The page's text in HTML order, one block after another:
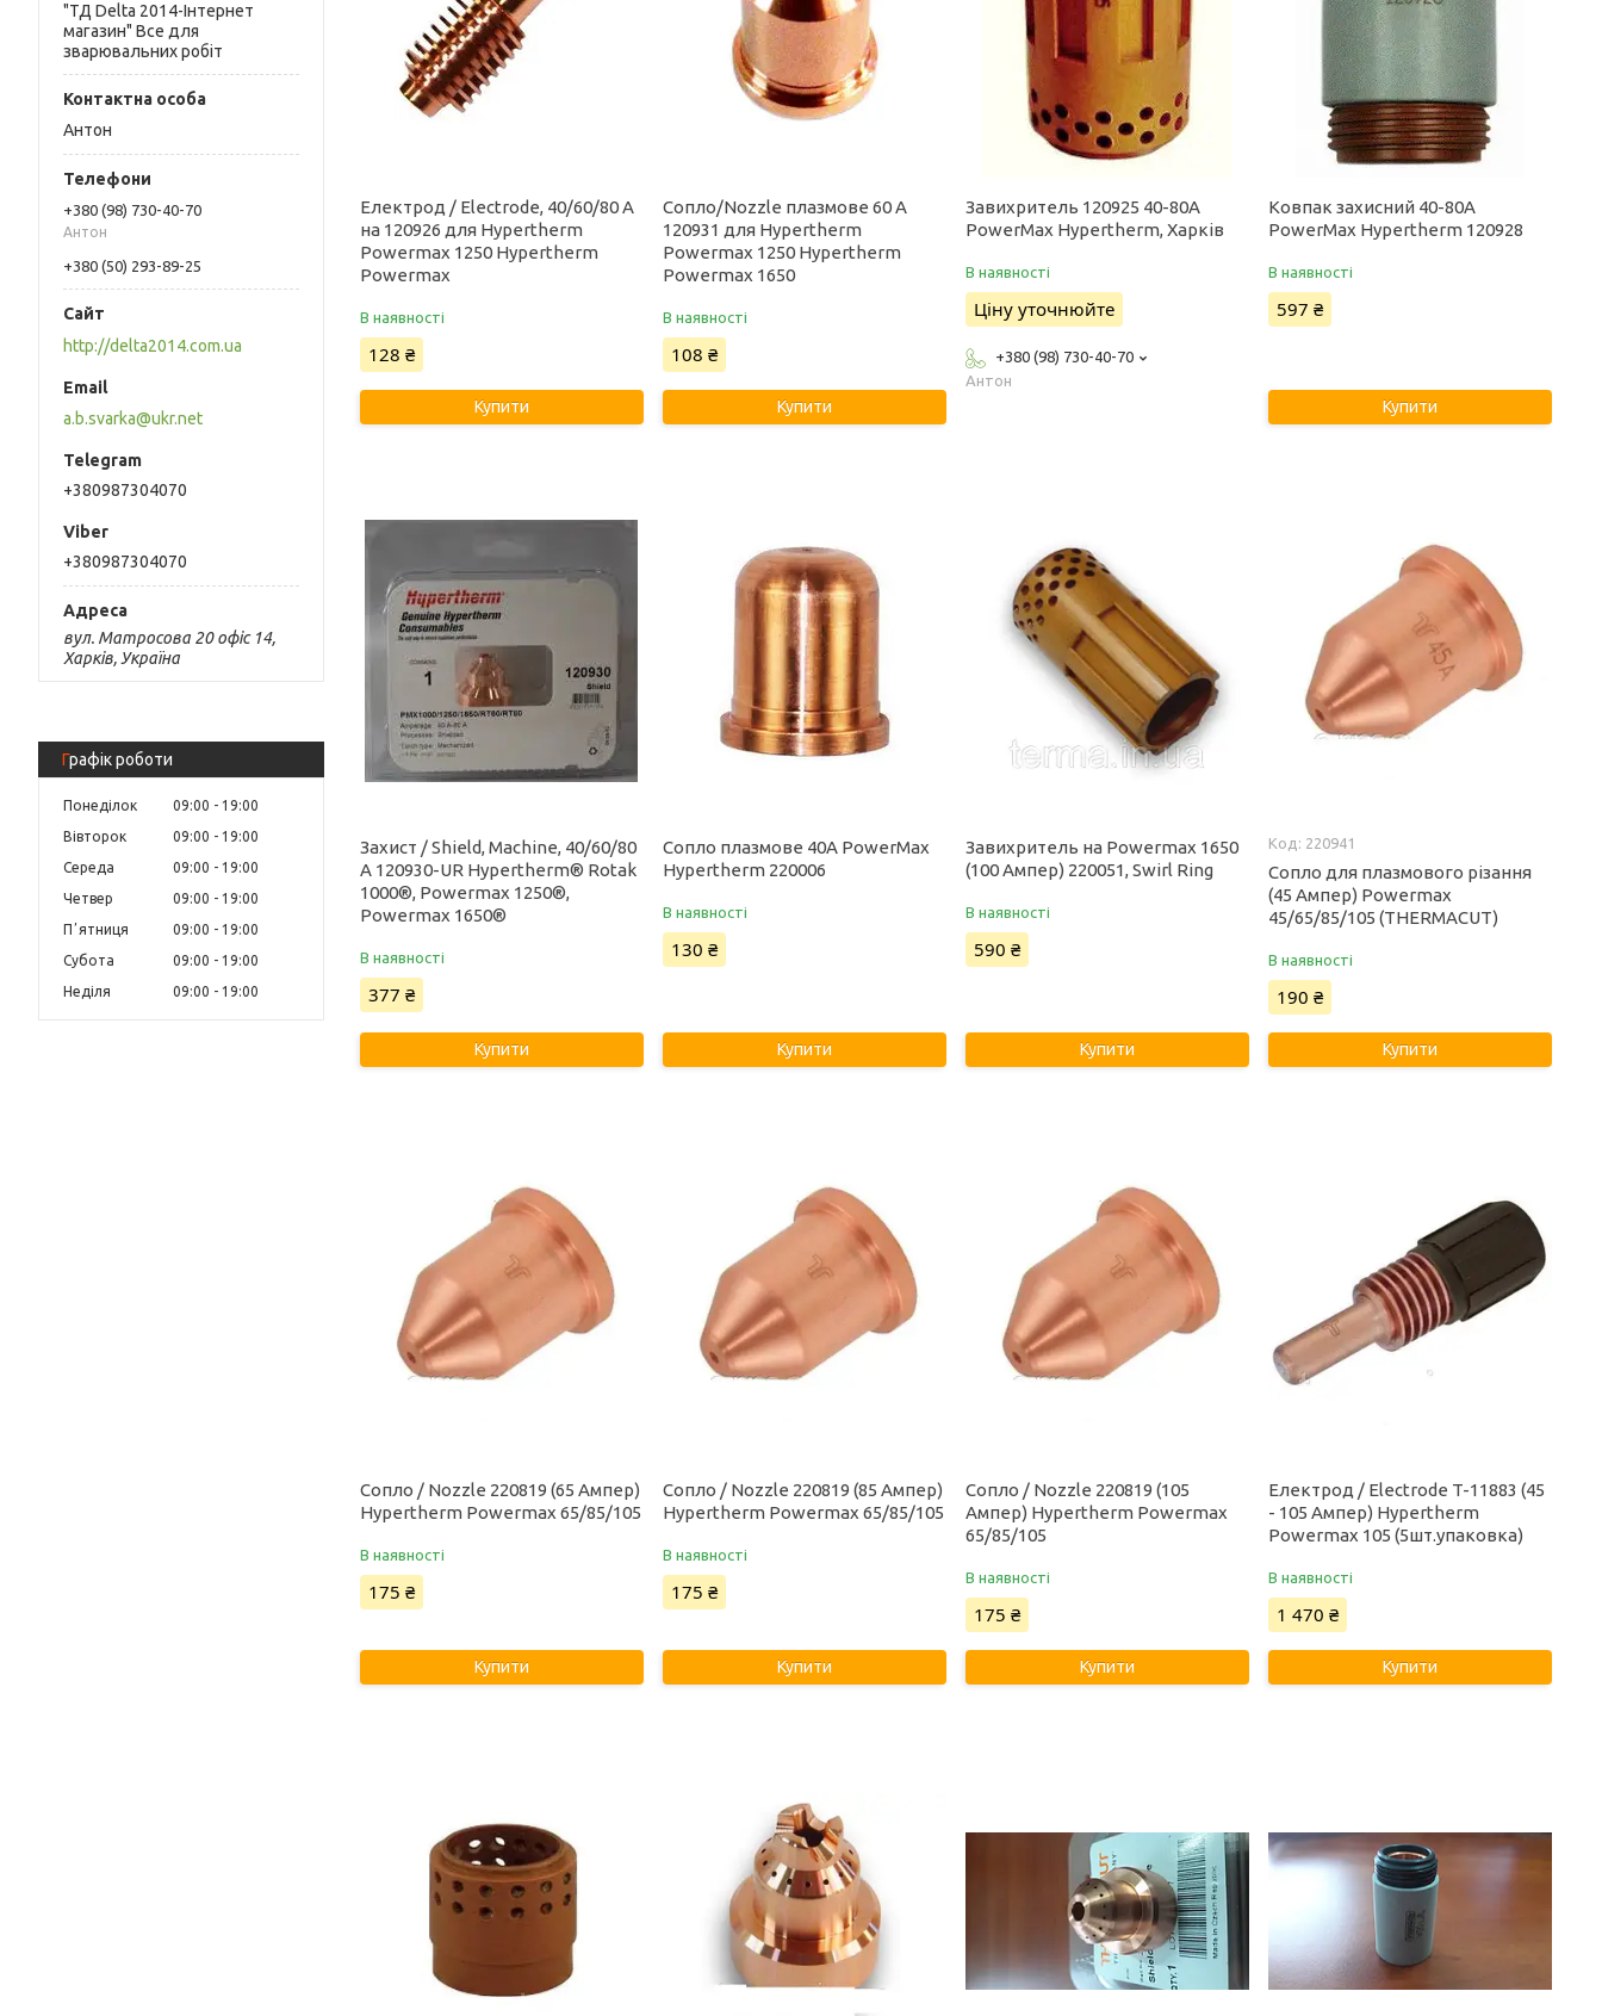
"ТД Delta 2014-Інтернет
магазин" Все для
зварювальних робіт
Антон
+380 (98) 730-40-70
Антон
+380 (50) 293-89-25
http://delta2014.com.ua
a.b.svarka@ukr.net
+380987304070
+380987304070
вул. Матросова 20 офіс 14,
Харків, Україна
Графік роботи
Понеділок 09:00
19:00
Вівторок
09:00
19:00
Середа
09:00
19:00
Четвер
09:00
19:00
Пʼятниця
09:00
19:00
Субота
09:00
19:00
Неділя
09:00 19:00
Електрод / Electrode, 40/60/80 А
на 120926 для Hypertherm
Powermax 1250 Hypertherm
Powermax
В наявності
128 ₴
Купити
Сопло/Nozzle плазмове 60 А
120931 для Hypertherm
Powermax 1250 Hypertherm
Powermax 1650
В наявності
108 ₴
Купити
Завихритель 120925 40-80А
PowerMax Hypertherm, Харків
В наявності
Ціну уточнюйте
+380 (98) 730-40-70
Антон
Ковпак захисний 40-80А
PowerMax Hypertherm 120928
В наявності
597 ₴
Купити
Захист / Shield, Machine, 40/60/80
А 120930-UR Hypertherm® Rotak
1000®, Powermax 1250®,
Powermax 1650®
В наявності
377 ₴
Купити
Сопло плазмове 40А PowerMax
Hypertherm 220006
В наявності
130 ₴
Купити
Завихритель на Powermax 1650
(100 Ампер) 220051, Swirl Ring
В наявності
590 ₴
Купити
220941
Сопло для плазмового різання
(45 Ампер) Powermax
45/65/85/105 (THERMACUT)
В наявності
190 ₴
Купити
Сопло / Nozzle 220819 (65 Ампер)
Hypertherm Powermax 65/85/105
В наявності
175 ₴
Купити
Сопло / Nozzle 220819 (85 Ампер)
Hypertherm Powermax 65/85/105
В наявності
175 ₴
Купити
Сопло / Nozzle 220819 (105
Ампер) Hypertherm Powermax
65/85/105
В наявності
175 ₴
Купити
Електрод / Electrode T-11883 (45
- 105 Ампер) Hypertherm
Powermax 105 (5шт.упаковка)
В наявності
1 470 ₴
Купити